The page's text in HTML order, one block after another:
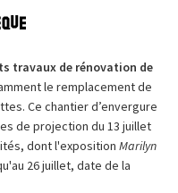
travaux de rénovation de
le remplacement de
Ce chantier d’envergure
de projection du 13 juillet
dont l'exposition Marilyn
26 juillet, date de la